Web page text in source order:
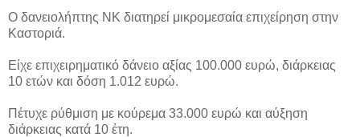
Ο δανειολήπτης ΝΚ διατηρεί μικρομεσαία επιχείρηση στην
Καστοριά.
Είχε επιχειρηματικό δάνειο αξίας 100.000 ευρώ, διάρκειας
10 ετών και δόση 1.012 ευρώ.
Πέτυχε ρύθμιση με κούρεμα 33.000 ευρώ και αύξηση
διάρκειας κατά 10 έτη.